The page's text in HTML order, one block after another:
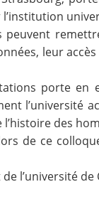
leur
porte en
l’université
des
de ce
l’université